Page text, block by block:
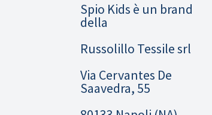
Spio Kids è un brand
della
Russolillo Tessile srl
Via Cervantes De
Saavedra, 55